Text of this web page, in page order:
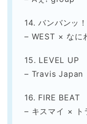
14. バンバンッ！
– WEST × なに
15. LEVEL UP
– Travis Japan
16. FIRE BEAT
– キスマイ × ト